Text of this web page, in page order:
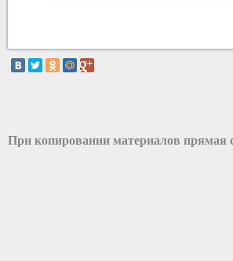
При копировании материалов прямая